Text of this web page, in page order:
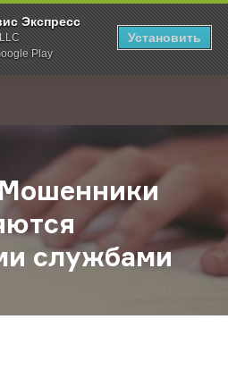
Экспресс
Play
Установить
Внимание! Мошенники
службами